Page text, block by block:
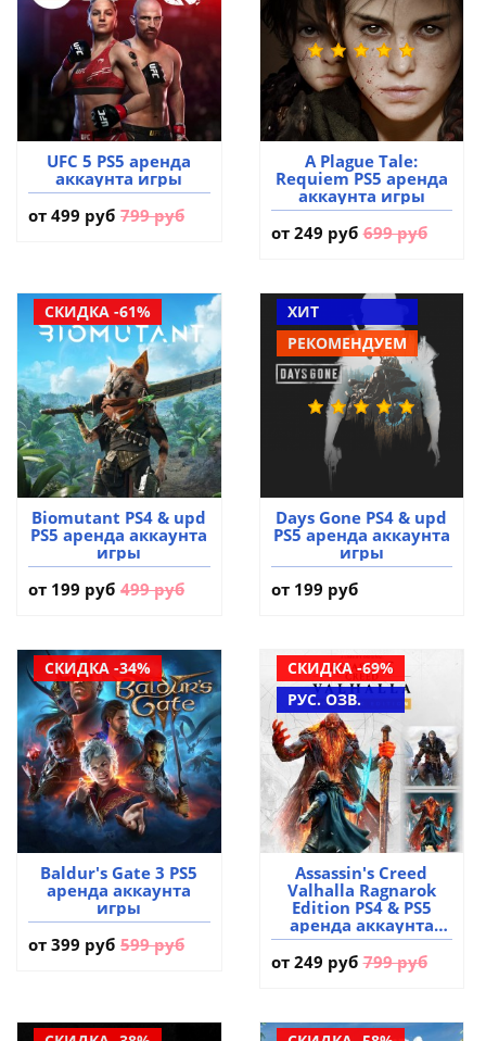
UFC 5 PS5 аренда
аккаунта игры
от 499 руб 799 руб
A Plague Tale:
Requiem PS5 аренда
аккаунта игры
от 249 руб 699 руб
СКИДКА -61%
Biomutant PS4 & upd
PS5 аренда аккаунта
игры
от 199 руб 499 руб
ХИТ
РЕКОМЕНДУЕМ
Days Gone PS4 & upd
PS5 аренда аккаунта
игры
от 199 руб
СКИДКА -34%
Baldur's Gate 3 PS5
аренда аккаунта
игры
от 399 руб 599 руб
СКИДКА -69%
РУС. ОЗВ.
Assassin's Creed
Valhalla Ragnarok
Edition PS4 & PS5
аренда аккаунта
игры
от 249 руб 799 руб